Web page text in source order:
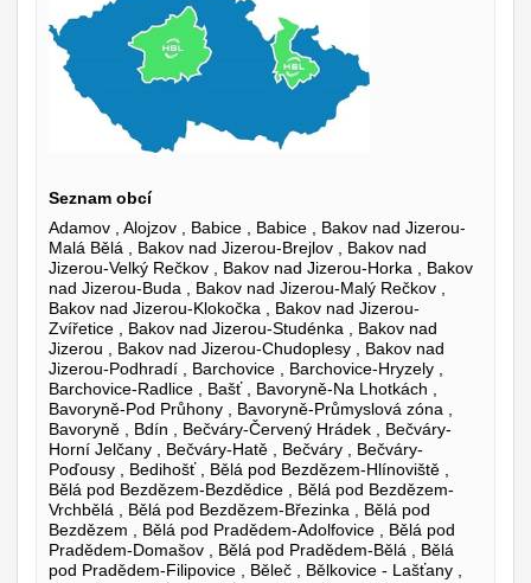
Seznam obcí
Adamov , Alojzov , Babice , Babice , Bakov nad Jizerou-Malá Bělá , Bakov nad Jizerou-Brejlov , Bakov nad Jizerou-Velký Rečkov , Bakov nad Jizerou-Horka , Bakov nad Jizerou-Buda , Bakov nad Jizerou-Malý Rečkov , Bakov nad Jizerou-Klokočka , Bakov nad Jizerou-Zvířetice , Bakov nad Jizerou-Studénka , Bakov nad Jizerou , Bakov nad Jizerou-Chudoplesy , Bakov nad Jizerou-Podhradí , Barchovice , Barchovice-Hryzely , Barchovice-Radlice , Bašť , Bavoryně-Na Lhotkách , Bavoryně-Pod Průhony , Bavoryně-Průmyslová zóna , Bavoryně , Bdín , Bečváry-Červený Hrádek , Bečváry-Horní Jelčany , Bečváry-Hatě , Bečváry , Bečváry-Poďousy , Bedihošť , Bělá pod Bezdězem-Hlínoviště , Bělá pod Bezdězem-Bezdědice , Bělá pod Bezdězem-Vrchbělá , Bělá pod Bezdězem-Březinka , Bělá pod Bezdězem , Bělá pod Pradědem-Adolfovice , Bělá pod Pradědem-Domašov , Bělá pod Pradědem-Bělá , Bělá pod Pradědem-Filipovice , Běleč , Bělkovice - Lašťany , Bělkovice - Lašťany-Lašťany - Bělkovice , Běloky , Bělušice , Benátky nad Jizerou-Kbel , Benátky nad Jizerou-Benátky nad Jizerou I , Benátky nad Jizerou-Dražice , Benátky nad Jizerou-Benátky nad Jizerou II , Benátky nad Jizerou-Benátky nad Jizerou III , Benešov-Boušice , Benešov-Buková Lhota , Benešov-Baba , Benešov-Mariánovice , Benešov-Úročnice , Benešov-Konopiště , Benešov-Pomněnice , Benešov-Vidlákova Lhota , Benešov-Dlouhé Pole , Benešov-Bedrč , Benešov-Chvojen , Benešov-Okrouhlice , Benešov-Radíkovice , Benešov , Benešov-Červený Dvůr , Bernardov , Bernartice , Bernartice-Buková , Bernartice-Horní Heřmanice , Bernartice , Bernartice-Borovsko , Beroun-Hostim - Beroun , Beroun-Zdejcina - Beroun , Beroun-Beroun - Centrum , Beroun-Beroun - Hostim , Beroun-Beroun - Jarov , Beroun-Beroun - Město , Beroun-Beroun - Zavadilka , Beroun-Beroun - Závodí , Beroun-Beroun - Zdejcina , Beroun-Jarov - Beroun , Beroun-Zavadilka - Beroun , Beroun-Závodí - Beroun , Beřovice , Beřovice-Bakov , Běrunice , Běrunice-Běruničky , Běrunice-Vlkov nad Lesy , Běrunice-Slibovice , Běrunice-Velké Výkleky , Běštín , Bezděkov pod Třemšínem , Bezno , Bílá Hlína , Bílá Lhota , Bílá Lhota-Řimice , Bílá Lhota-Hrabí , Bílá Lhota-Pateřín , Bílá Lhota-Měník , Bílá Lhota-Hradečná , Bílá Lhota-Červená Lhota , Bílá Voda-Městys Bílá Voda , Bílá Voda-Kamenička , Bílá Voda-Ves Bílá Voda , Bílé Podolí-Zaříčany , Bílé Podolí , Bílé Podolí-Lovčice , Bílichov , Bílkovice , Bílkovice-Takonín , Bílkovice-Moravsko , Bílovice - Lutotín-Lutotín , Bílovice - Lutotín-Bílovice , Bílsko , Biskupice , Bítouchov-Dolánky , Bítouchov , Bítouchov-Dalešice , Blatec , Blažejovice , Blažejovice-Vítonice , Blevice , Bludov , Bludov , Bobnice , Bobnice , Bobnice-Kovansko , Bohdaneč , Bohdaneč , Bohdaneč-Řeplice , Bohdaneč-Prostřední Ves , Bohdaneč-Dvorecko , Bohdaneč-Šlechtín , Bohdaneč-Kotoučov , Bohdíkov , Bohdíkov-Komňátka , Bohdíkov-Raškov , Bohostice-Kamenná , Bohostice , Bohostice , Bohuňovice , Bohuslavice , Bohuslavice , Bohutín-Vysoká Pec , Bohutín-Tisová , Bohutín , Bohutín-Havírna , Bohutín , Bojanovice-Malá Lečice , Bojanovice-Malá Lečice , Bojanovice-Senešnice , Bojanovice-Senešnice , Bojanovice , Bořanovice-Pakoměřice , Bořanovice , Boreč , Boreč-Žebice , Borek , Borotice-Čelina , Borotice-Čelina , Borotice-Hubenov , Borotice , Borotice , Borotice-Cholín , Borotice-Cholín , Borotice-Dražetice , Borotice-Dražetice , Borovnice , Boseň , Boseň-Mužský , Boseň-Zápudov , Boseň-Zásadka , Bousín , Bousín-Repechy , Bouzov-Olešnice , Bouzov-Hvozdečko , Bouzov , Bouzov-Kovářov , Bouzov-Bezděkov , Bouzov-Doly , Bouzov-Obectov , Bouzov-Svojanov , Bouzov-Kozov , Bouzov-Podolí , Bouzov-Kadeřín , Bouzov-Jeřmaň , Bouzov-Blažov , Bradlec , Brambory , Brandýs nad Labem - Stará Boleslav-Brandýs nad Labem , Brandýs nad Labem - Stará Boleslav-Popovice , Brandýs nad Labem - Stará Boleslav-Stará Boleslav , Brandýsek-Olšany , Brandýsek , Branná , Branov , Branžež-Nová Ves , Branžež , Branžež-Zakopaná , Braškov , Bratčice , Bratkovice-Dominikální Paseky , Bratkovice , Bratřínov , Bratřínov , Bratronice-Dolní Bezděkov , Bratronice , Bratrušov , Bratrušov-Osikov , Brázdim-Starý Brázdim , Brázdim-Starý Brázdim , Brázdim-Veliký Brázdim , Brázdim-Nový Brázdim , Brdy , Brdy , Brdy , Brdy , Brdy , Břežany , Břežany I , Břežany I-Chocenice , Břežany II , Březí , Březina , Březina-Honsob , Březnice-Dobrá Voda , Březnice-Přední Poříčí , Březnice-Martinice , Březnice-Zadní Poříčí , Březnice ,